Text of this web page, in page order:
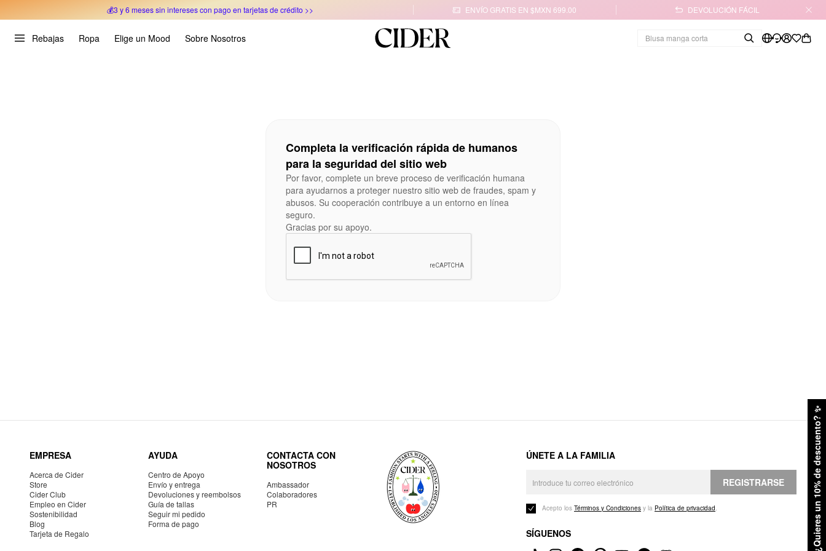
💰3 y 6 meses sin intereses con pago en tarjetas de crédito >>
ENVÍO GRATIS EN $MXN 699.00 DEVOLUCIÓN FÁCIL
Rebajas Ropa Elige un Mood Sobre Nosotros
¿Quieres un 10% de descuento?
✨
Completa la verificación rápida de humanos
para la seguridad del sitio web
Por favor, complete un breve proceso de verificación humana
para ayudarnos a proteger nuestro sitio web de fraudes, spam y
abusos. Su cooperación contribuye a un entorno en línea
seguro.
Gracias por su apoyo.
EMPRESA
Acerca de Cider
Store
Cider Club
Empleo en Cider
Sostenibilidad
Blog
Tarjeta de Regalo
AYUDA
Centro de Apoyo
Envío y entrega
Devoluciones y reembolsos
Guía de tallas
Seguir mi pedido
Forma de pago
CONTACTA CON
NOSOTROS
Ambassador
Colaboradores
PR
ÚNETE A LA FAMILIA
REGISTRARSE
Acepto los Términos y Condiciones y la Política de privacidad.
SÍGUENOS